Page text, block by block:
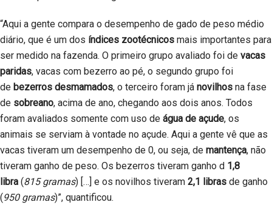
“Aqui a gente compara o desempenho de gado de peso médio
diário, que é um dos índices zootécnicos mais importantes para
ser medido na fazenda. O primeiro grupo avaliado foi de vacas
paridas, vacas com bezerro ao pé, o segundo grupo foi
de bezerros desmamados, o terceiro foram já novilhos na fase
de sobreano, acima de ano, chegando aos dois anos. Todos
foram avaliados somente com uso de água de açude, os
animais se serviam à vontade no açude. Aqui a gente vê que as
vacas tiveram um desempenho de 0, ou seja, de mantença, não
tiveram ganho de peso. Os bezerros tiveram ganho d 1,8
libra (815 gramas) […] e os novilhos tiveram 2,1 libras de ganho
(950 gramas)”, quantificou.